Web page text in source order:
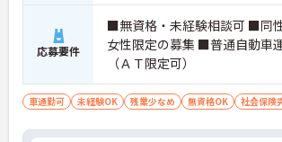
応募要件
■無資格・未経験相談可 ■同
女性限定の募集 ■普通自動車
（ＡＴ限定可）
車通勤可 未経験OK 残業少なめ 無資格OK 社会保険